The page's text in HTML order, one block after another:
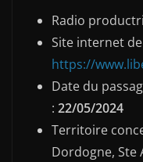
Radio
Site internet
https://
Date du
: 22/05/2024
Territoire
Dordogne, Ste